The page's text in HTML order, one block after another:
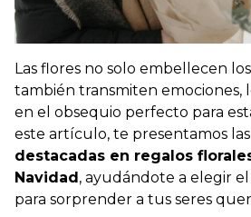
Las flores no solo embellecen
también transmiten emociones,
en el obsequio perfecto para
este artículo, te presentamos las
destacadas en regalos
Navidad, ayudándote a elegir
para sorprender a tus seres